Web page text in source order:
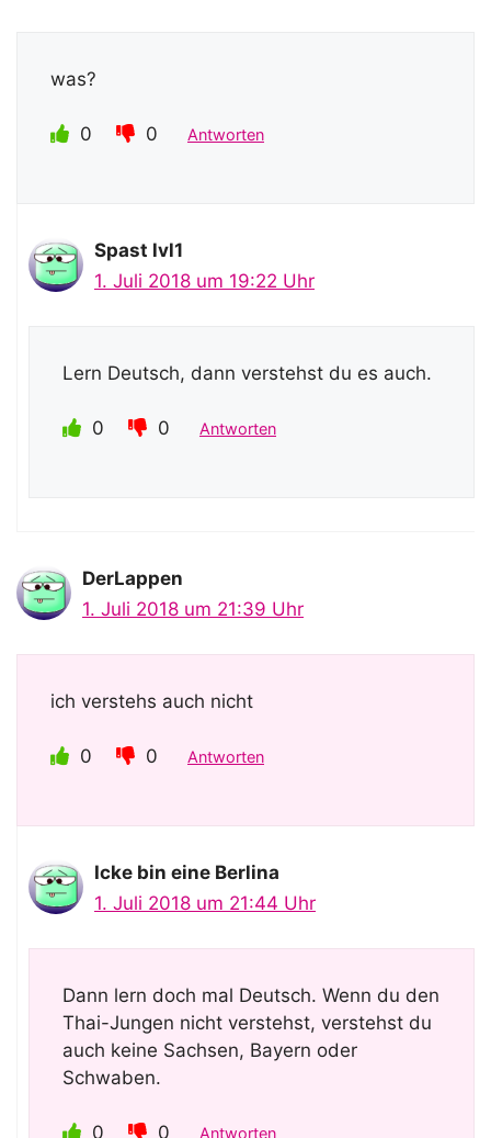
was?
0 0 Antworten
Spast lvl1
1. Juli 2018 um 19:22 Uhr
Lern Deutsch, dann verstehst du es auch.
0 0 Antworten
DerLappen
1. Juli 2018 um 21:39 Uhr
ich verstehs auch nicht
0 0 Antworten
Icke bin eine Berlina
1. Juli 2018 um 21:44 Uhr
Dann lern doch mal Deutsch. Wenn du den
Thai-Jungen nicht verstehst, verstehst du
auch keine Sachsen, Bayern oder
Schwaben.
0 0 Antworten